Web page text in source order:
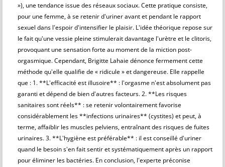
»), une tendance issue des réseaux sociaux. Cette pratique consiste,
pour une femme, à se retenir d'uriner avant et pendant le rapport
sexuel dans l'espoir d'intensifier le plaisir. L'idée théorique repose sur
le fait qu'une vessie pleine stimulerait davantage l'urètre et le clitoris,
provoquant une sensation forte au moment de la miction post-
orgasmique. Cependant, Brigitte Lahaie dénonce fermement cette
méthode qu'elle qualifie de « ridicule » et dangereuse. Elle rappelle
que : 1. **L'efficacité est illusoire** : l'orgasme n'est absolument pas
garanti et dépend de bien d'autres facteurs. 2. **Les risques
sanitaires sont réels** : se retenir volontairement favorise
considérablement les **infections urinaires** (cystites) et peut, à
terme, affaiblir les muscles pelviens, entraînant des risques de fuites
urinaires. 3. **L'hygiène est préférable** : il est conseillé d'uriner
quand le besoin s'en fait sentir et systématiquement après un rapport
pour éliminer les bactéries. En conclusion, l'experte préconise